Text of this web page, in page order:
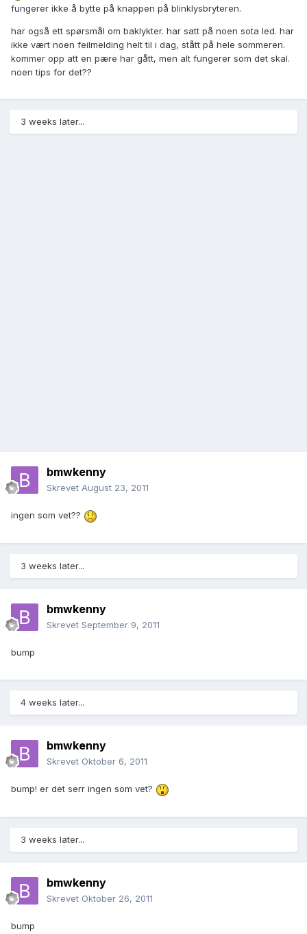
fungerer ikke å bytte på knappen på blinklysbryteren.
har også ett spørsmål om baklykter. har satt på noen sota led. har
ikke vært noen feilmelding helt til i dag, stått på hele sommeren.
kommer opp att en pære har gått, men alt fungerer som det skal.
noen tips for det??
3 weeks later...
bmwkenny
Skrevet August 23, 2011
ingen som vet??
3 weeks later...
bmwkenny
Skrevet September 9, 2011
bump
4 weeks later...
bmwkenny
Skrevet Oktober 6, 2011
bump! er det serr ingen som vet?
3 weeks later...
bmwkenny
Skrevet Oktober 26, 2011
bump